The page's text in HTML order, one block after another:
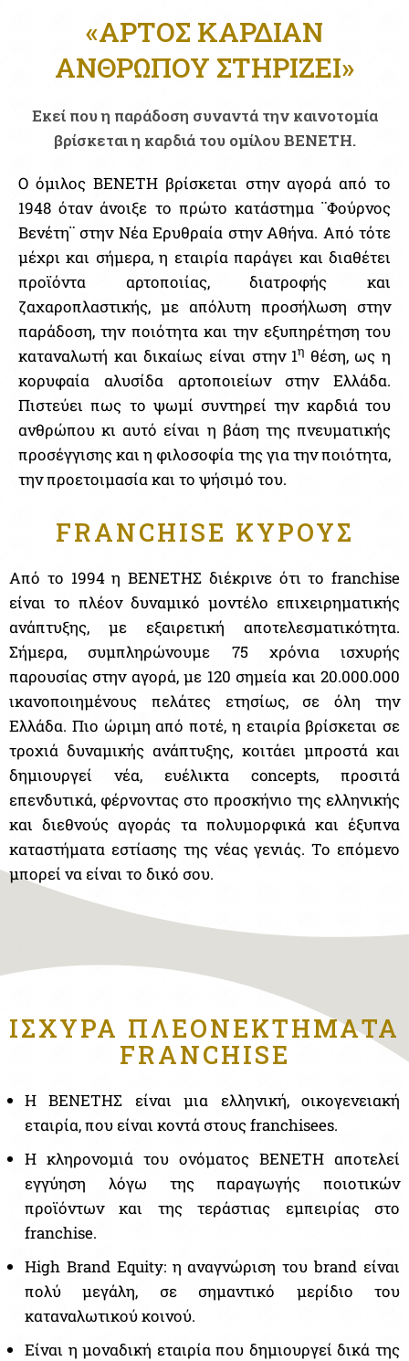
«ΑΡΤΟΣ ΚΑΡΔΙΑΝ
ΑΝΘΡΩΠΟΥ ΣΤΗΡΙΖΕΙ»
Εκεί που η παράδοση συναντά την καινοτομία
βρίσκεται η καρδιά του ομίλου ΒΕΝΕΤΗ.
Ο όμιλος ΒΕΝΕΤΗ βρίσκεται στην αγορά από το
1948 όταν άνοιξε το πρώτο κατάστημα ¨Φούρνος
Βενέτη¨ στην Νέα Ερυθραία στην Αθήνα. Από τότε
μέχρι και σήμερα, η εταιρία παράγει και διαθέτει
προϊόντα αρτοποιίας, διατροφής και
ζαχαροπλαστικής, με απόλυτη προσήλωση στην
παράδοση, την ποιότητα και την εξυπηρέτηση του
καταναλωτή και δικαίως είναι στην 1η θέση, ως η
κορυφαία αλυσίδα αρτοποιείων στην Ελλάδα.
Πιστεύει πως το ψωμί συντηρεί την καρδιά του
ανθρώπου κι αυτό είναι η βάση της πνευματικής
προσέγγισης και η φιλοσοφία της για την ποιότητα,
την προετοιμασία και το ψήσιμό του.
FRANCHISE ΚΥΡΟΥΣ
Από το 1994 η ΒΕΝΕΤΗΣ διέκρινε ότι το franchise
είναι το πλέον δυναμικό μοντέλο επιχειρηματικής
ανάπτυξης, με εξαιρετική αποτελεσματικότητα.
Σήμερα, συμπληρώνουμε 75 χρόνια ισχυρής
παρουσίας στην αγορά, με 120 σημεία και 20.000.000
ικανοποιημένους πελάτες ετησίως, σε όλη την
Ελλάδα. Πιο ώριμη από ποτέ, η εταιρία βρίσκεται σε
τροχιά δυναμικής ανάπτυξης, κοιτάει μπροστά και
δημιουργεί νέα, ευέλικτα concepts, προσιτά
επενδυτικά, φέρνοντας στο προσκήνιο της ελληνικής
και διεθνούς αγοράς τα πολυμορφικά και έξυπνα
καταστήματα εστίασης της νέας γενιάς. Το επόμενο
μπορεί να είναι το δικό σου.
ΙΣΧΥΡΑ ΠΛΕΟΝΕΚΤΗΜΑΤΑ
FRANCHISE
Η ΒΕΝΕΤΗΣ είναι μια ελληνική, οικογενειακή
εταιρία, που είναι κοντά στους franchisees.
Η κληρονομιά του ονόματος ΒΕΝΕΤΗ αποτελεί
εγγύηση λόγω της παραγωγής ποιοτικών
προϊόντων και της τεράστιας εμπειρίας στο
franchise.
High Brand Equity: η αναγνώριση του brand είναι
πολύ μεγάλη, σε σημαντικό μερίδιο του
καταναλωτικού κοινού.
Είναι η μοναδική εταιρία που δημιουργεί δικά της